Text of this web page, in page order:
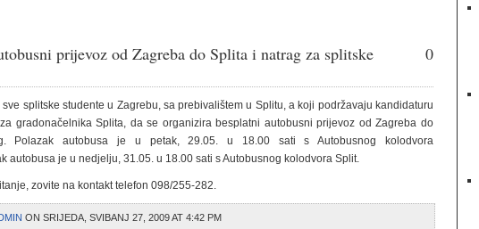
prijevoz od Zagreba do Splita i natrag za splitske
0
splitske studente u Zagrebu, sa prebivalištem u Splitu, a koji podržavaju kandidaturu
gradonačelnika Splita, da se organizira besplatni autobusni prijevoz od Zagreba do
Polazak autobusa je u petak, 29.05. u 18.00 sati s Autobusnog kolodvora
autobusa je u nedjelju, 31.05. u 18.00 sati s Autobusnog kolodvora Split.
zovite na kontakt telefon 098/255-282.
ON SRIJEDA, SVIBANJ 27, 2009 AT 4:42 PM